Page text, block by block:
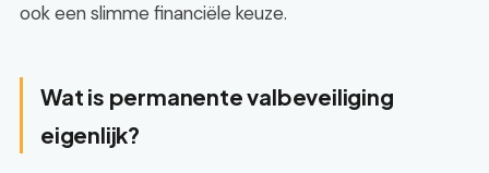
ook een slimme financiële keuze.
Wat is permanente valbeveiliging
eigenlijk?